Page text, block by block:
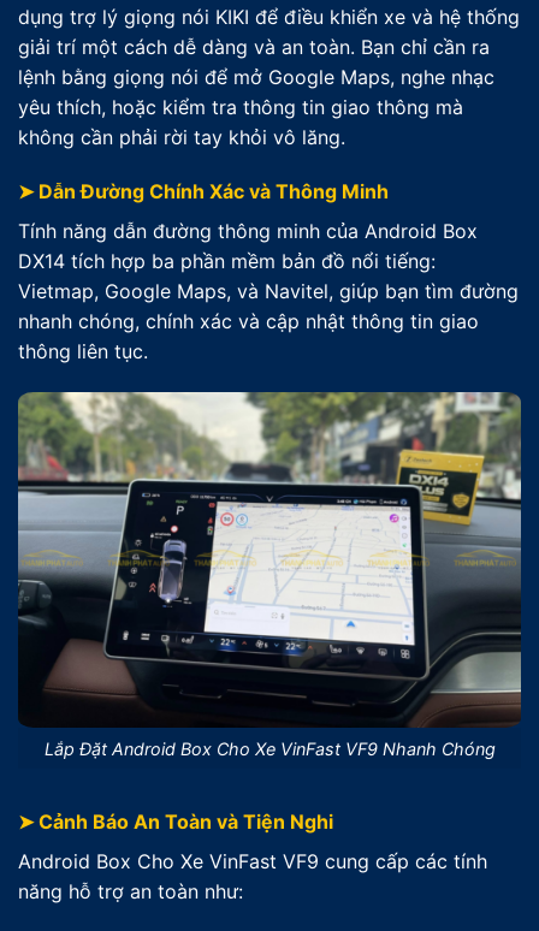
dụng trợ lý giọng nói KIKI để điều khiển xe và hệ thống
giải trí một cách dễ dàng và an toàn. Bạn chỉ cần ra
lệnh bằng giọng nói để mở Google Maps, nghe nhạc
yêu thích, hoặc kiểm tra thông tin giao thông mà
không cần phải rời tay khỏi vô lăng.
➤ Dẫn Đường Chính Xác và Thông Minh
Tính năng dẫn đường thông minh của Android Box
DX14 tích hợp ba phần mềm bản đồ nổi tiếng:
Vietmap, Google Maps, và Navitel, giúp bạn tìm đường
nhanh chóng, chính xác và cập nhật thông tin giao
thông liên tục.
Lắp Đặt Android Box Cho Xe VinFast VF9 Nhanh Chóng
➤ Cảnh Báo An Toàn và Tiện Nghi
Android Box Cho Xe VinFast VF9 cung cấp các tính
năng hỗ trợ an toàn như: